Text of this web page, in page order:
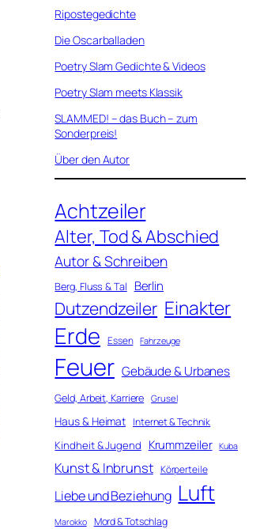
Ripostegedichte
Die Oscarballaden
Poetry Slam Gedichte & Videos
Poetry Slam meets Klassik
SLAMMED! – das Buch – zum
Sonderpreis!
Über den Autor
Achtzeiler
Alter, Tod & Abschied
Autor & Schreiben
Berg, Fluss & Tal Berlin
Dutzendzeiler Einakter
Erde Essen Fahrzeuge
Feuer Gebäude & Urbanes
Geld, Arbeit, Karriere Grusel
Haus & Heimat Internet & Technik
Kindheit & Jugend Krummzeiler Kuba
Kunst & Inbrunst Körperteile
Liebe und Beziehung Luft
Marokko Mord & Totschlag